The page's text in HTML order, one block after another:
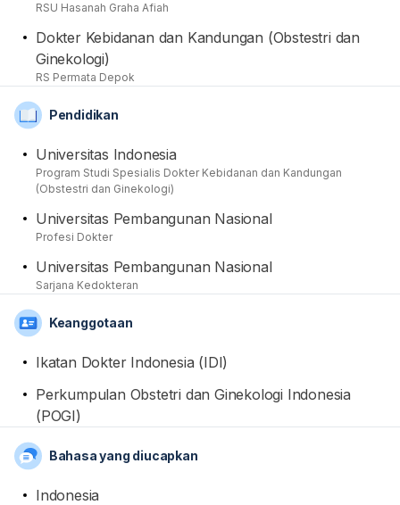
edukatif kepada para pasien yang membutuhkan. Dari
segi pengalaman, dr. Devi Marischa Malik, Sp.OG juga
pernah berpraktik di RSU Hasanah Graha Afiah dan RS
Permata Depok. Terakhir namanya juga terdaftar dan
tercatat sebagai anggota aktif dari organisasi Ikatan
Dokter Indonesia (IDI) dan Perkumpulan Obstetri dan
RSU Hasanah Graha Afiah
Dokter Kebidanan dan Kandungan (Obstestri dan
Ginekologi)
RS Permata Depok
Pendidikan
Universitas Indonesia
Program Studi Spesialis Dokter Kebidanan dan Kandungan
(Obstestri dan Ginekologi)
Universitas Pembangunan Nasional
Profesi Dokter
Universitas Pembangunan Nasional
Sarjana Kedokteran
Keanggotaan
Ikatan Dokter Indonesia (IDI)
Perkumpulan Obstetri dan Ginekologi Indonesia
(POGI)
Bahasa yang diucapkan
Indonesia